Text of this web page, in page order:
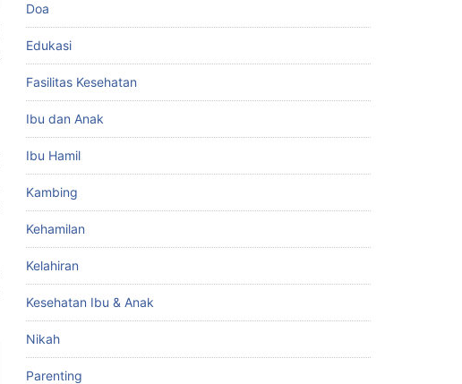
Doa
Edukasi
Fasilitas Kesehatan
Ibu dan Anak
Ibu Hamil
Kambing
Kehamilan
Kelahiran
Kesehatan Ibu & Anak
Nikah
Parenting